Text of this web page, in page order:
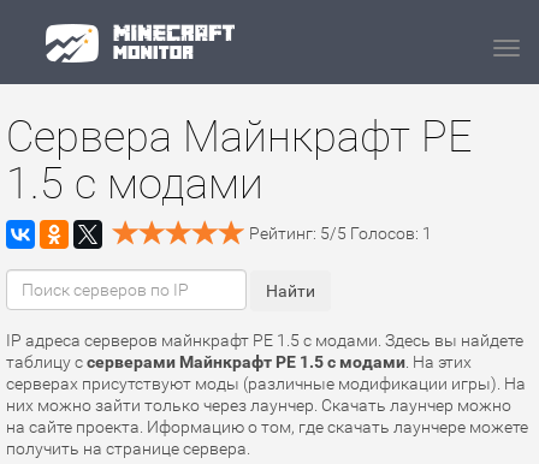
Сервера Майнкрафт PE
1.5 с модами
Рейтинг: 5/5 Голосов: 1
IP адреса серверов майнкрафт PE 1.5 с модами. Здесь вы найдете
таблицу ссерверами Майнкрафт PE 1.5 с модами . На этих
серверах присутствуют моды (различные модификации игры). На
них можно зайти только через лаунчер. Скачать лаунчер можно
на сайте проекта. Иформацию о том, где скачать лаунчере можете
получить на странице сервера.